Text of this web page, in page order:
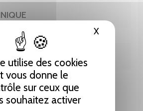
utilise des cookies
vous donne le
sur ceux que
souhaitez activer
XMasquer